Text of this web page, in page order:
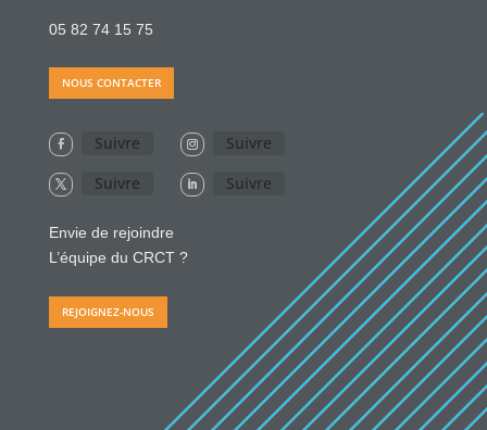
05 82 74 15 75
NOUS CONTACTER
Suivre
Suivre
Suivre
Suivre
Envie de rejoindre
L’équipe du CRCT ?
REJOIGNEZ-NOUS